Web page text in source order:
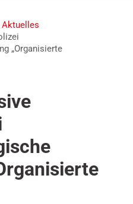
Aktuelles
„Organisierte